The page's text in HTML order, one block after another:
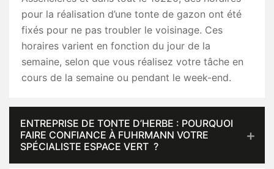
pour la réalisation d’une tonte de gazon ont été
fixés pour ne pas troubler le voisinage. Ces
horaires varient en fonction du jour de la
semaine, selon que vous réalisez votre tâche en
cours de la semaine ou pendant le week-end.
ENTREPRISE DE TONTE D’HERBE : POURQUOI
FAIRE CONFIANCE À FUHRMANN VOTRE
SPÉCIALISTE ESPACE VERT ?